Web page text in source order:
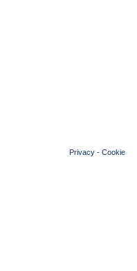
Privacy - Cookie